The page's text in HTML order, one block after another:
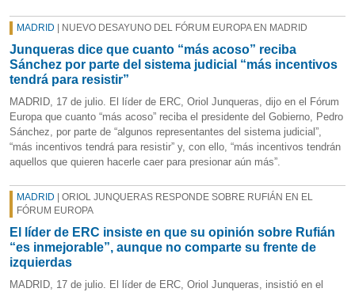
MADRID | NUEVO DESAYUNO DEL FÓRUM EUROPA EN MADRID
Junqueras dice que cuanto “más acoso” reciba
Sánchez por parte del sistema judicial “más incentivos
tendrá para resistir”
MADRID, 17 de julio. El líder de ERC, Oriol Junqueras, dijo en el Fórum
Europa que cuanto “más acoso” reciba el presidente del Gobierno, Pedro
Sánchez, por parte de “algunos representantes del sistema judicial”,
“más incentivos tendrá para resistir” y, con ello, “más incentivos tendrán
aquellos que quieren hacerle caer para presionar aún más”.
MADRID | ORIOL JUNQUERAS RESPONDE SOBRE RUFIÁN EN EL
FÓRUM EUROPA
El líder de ERC insiste en que su opinión sobre Rufián
“es inmejorable”, aunque no comparte su frente de
izquierdas
MADRID, 17 de julio. El líder de ERC, Oriol Junqueras, insistió en el